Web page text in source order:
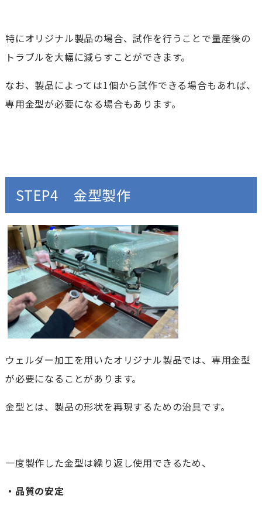
特にオリジナル製品の場合、試作を行うことで量産後の
トラブルを大幅に減らすことができます。
なお、製品によっては1個から試作できる場合もあれば、
専用金型が必要になる場合もあります。
STEP4 金型製作
ウェルダー加工を用いたオリジナル製品では、専用金型
が必要になることがあります。
金型とは、製品の形状を再現するための治具です。
一度製作した金型は繰り返し使用できるため、
・品質の安定